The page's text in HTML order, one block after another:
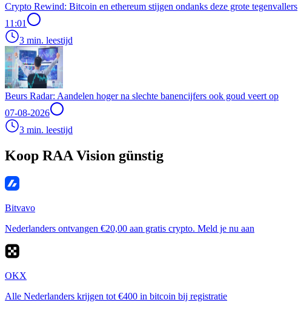
Crypto Rewind: Bitcoin en ethereum stijgen ondanks deze grote tegenvallers
11:01
3 min. leestijd
Beurs Radar: Aandelen hoger na slechte banencijfers ook goud veert op
07-08-2026
3 min. leestijd
Koop RAA Vision günstig
Bitvavo
Nederlanders ontvangen €20,00 aan gratis crypto. Meld je nu aan
OKX
Alle Nederlanders krijgen tot €400 in bitcoin bij registratie